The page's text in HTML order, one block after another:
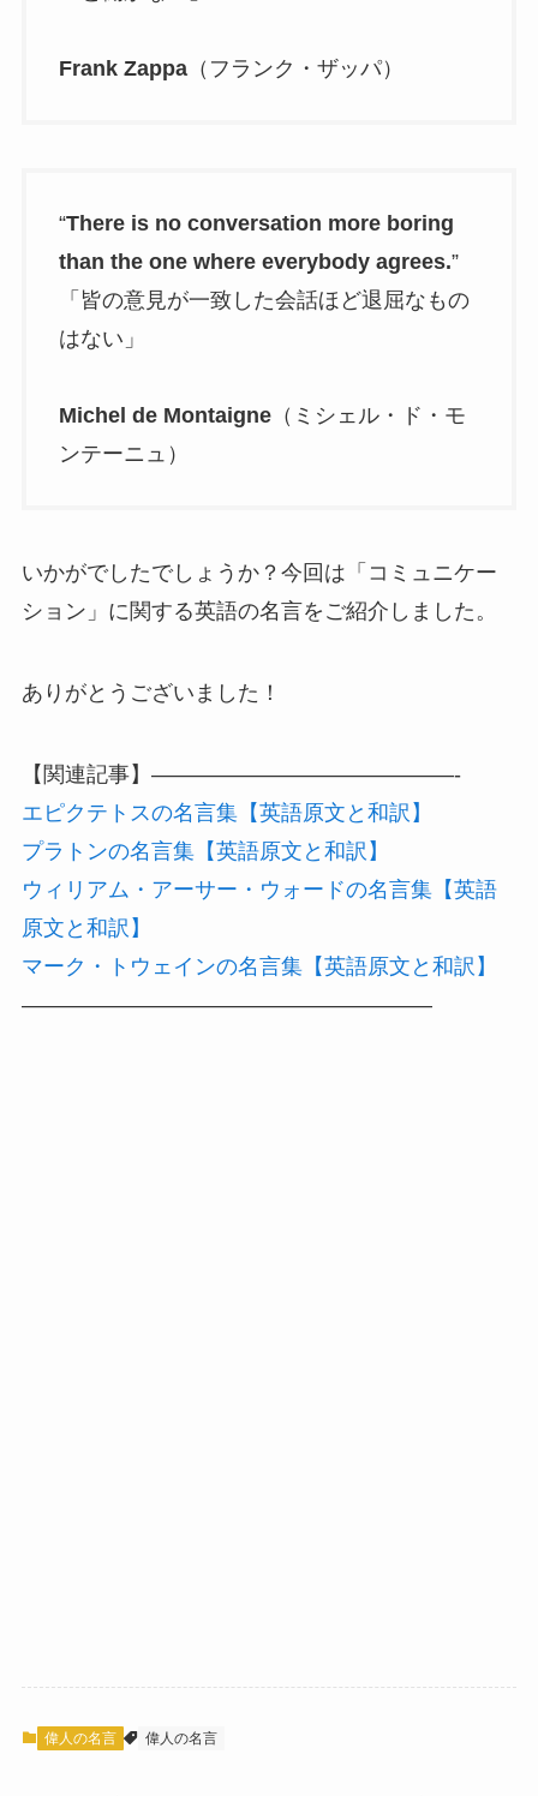
Frank Zappa（フランク・ザッパ）
“There is no conversation more boring
than the one where everybody agrees.”
「皆の意見が一致した会話ほど退屈なもの
はない」
Michel de Montaigne（ミシェル・ド・モ
ンテーニュ）
いかがでしたでしょうか？今回は「コミュニケー
ション」に関する英語の名言をご紹介しました。
ありがとうございました！
【関連記事】——————————————-
エピクテトスの名言集【英語原文と和訳】
プラトンの名言集【英語原文と和訳】
ウィリアム・アーサー・ウォードの名言集【英語
原文と和訳】
マーク・トウェインの名言集【英語原文と和訳】
———————————————————
偉人の名言 偉人の名言